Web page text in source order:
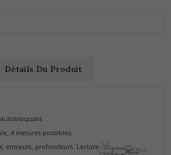
Détails Du Produit
autobloquant
4 mesures possibles:
entraxes, profondeurs. Lecture